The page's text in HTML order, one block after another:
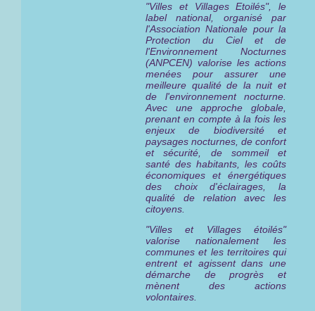
"Villes et Villages Etoilés", le
label national, organisé par
l'Association Nationale pour la
Protection du Ciel et de
l'Environnement Nocturnes
(ANPCEN) valorise les actions
menées pour assurer une
meilleure qualité de la nuit et
de l'environnement nocturne.
Avec une approche globale,
prenant en compte à la fois les
enjeux de biodiversité et
paysages nocturnes, de confort
et sécurité, de sommeil et
santé des habitants, les coûts
économiques et énergétiques
des choix d'éclairages, la
qualité de relation avec les
citoyens.
"Villes et Villages étoilés"
valorise nationalement les
communes et les territoires qui
entrent et agissent dans une
démarche de progrès et
mènent des actions
volontaires.